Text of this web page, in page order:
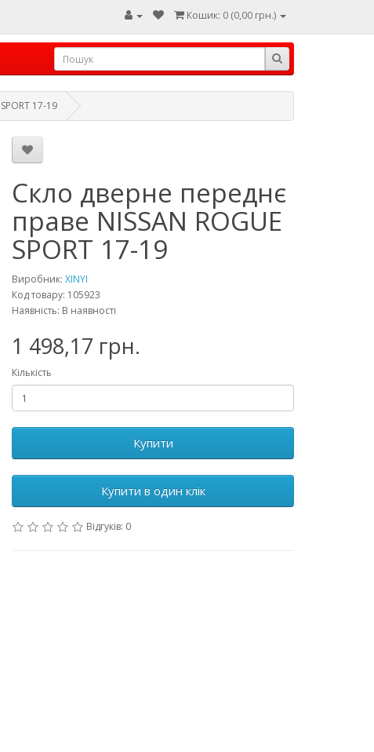
Кошик: 0 (0,00 грн.)
17-19
Скло дверне переднє
праве NISSAN ROGUE
SPORT 17-19
Виробник: XINYI
Код товару: 105923
Наявність: В наявності
1 498,17 грн.
Кількість
Купити
Купити в один клік
Відгуків: 0